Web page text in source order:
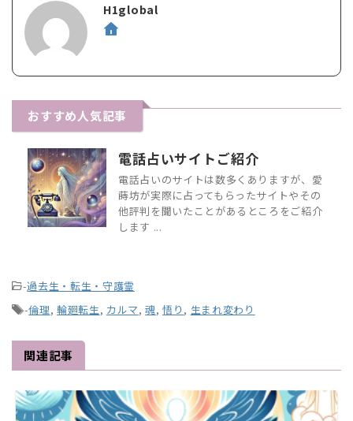
H1global
おすすめ人気記事
電話占いサイトご紹介
電話占いのサイトは数多くありますが、愛
蒔坊が実際に占ってもらったサイトやその
他評判を聞いたことがあるところをご紹介
します ...
-過去生・転生・守護霊
-倫理, 輪廻転生, カルマ,魂,悟り , 生まれ変わり
関連記事